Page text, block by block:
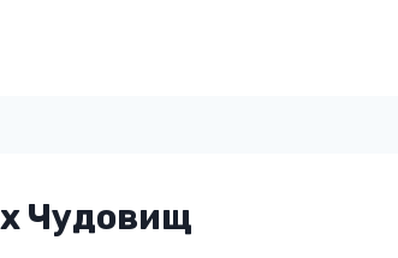
Чудовищ